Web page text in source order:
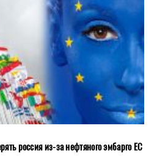
россия из-за нефтяного эмбарго ЕС